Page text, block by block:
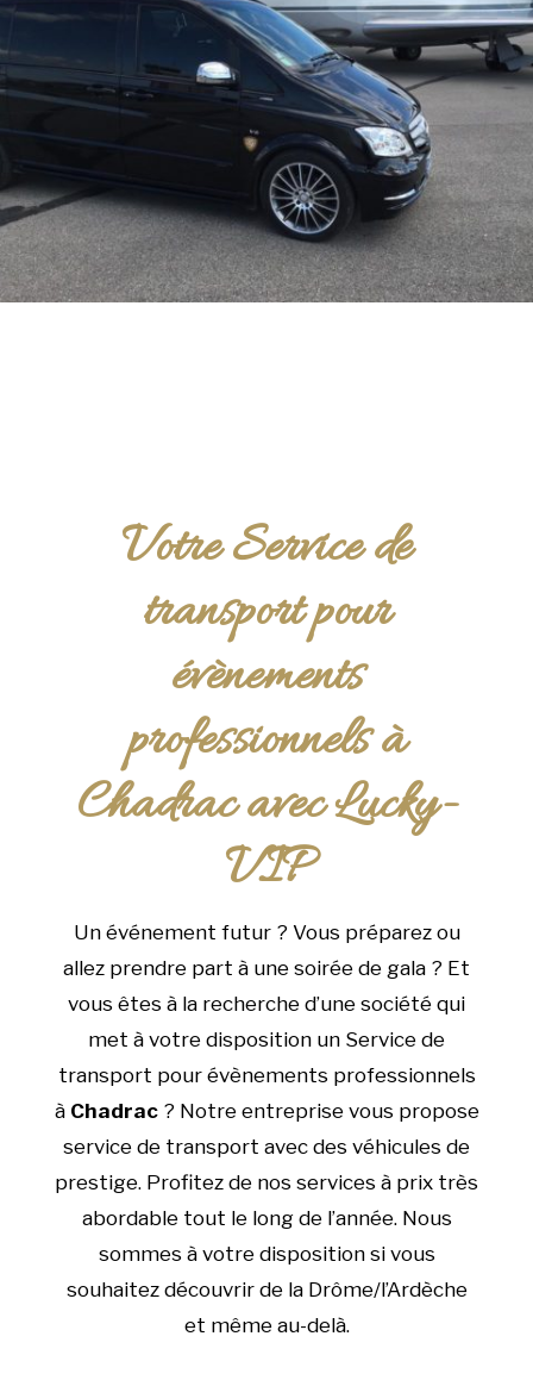
Votre Service de
transport pour
évènements
professionnels à
Chadrac avec Lucky-
VIP
Un événement futur ? Vous préparez ou
allez prendre part à une soirée de gala ? Et
vous êtes à la recherche d’une société qui
met à votre disposition un Service de
transport pour évènements professionnels
à Chadrac? Notre entreprise vous propose
service de transport avec des véhicules de
prestige. Profitez de nos services à prix très
abordable tout le long de l’année. Nous
sommes à votre disposition si vous
souhaitez découvrir de la Drôme/l’Ardèche
et même au-delà.